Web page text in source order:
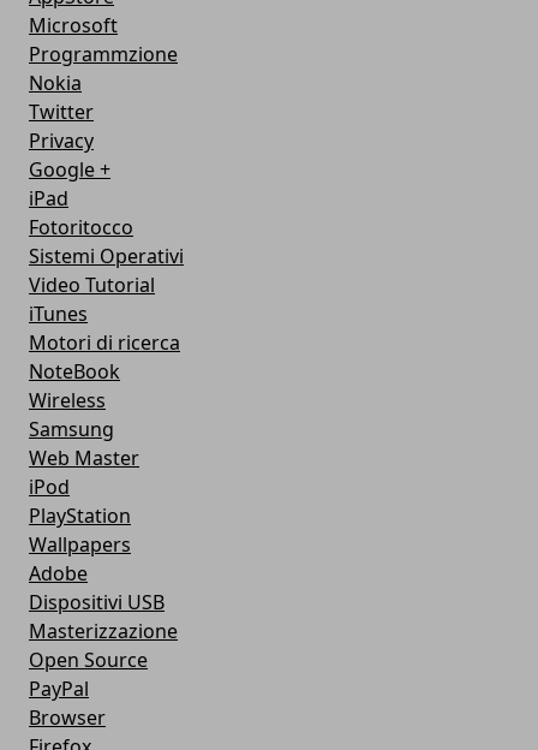
Microsoft
Programmzione
Nokia
Twitter
Privacy
Google +
iPad
Fotoritocco
Sistemi Operativi
Video Tutorial
iTunes
Motori di ricerca
NoteBook
Wireless
Samsung
Web Master
iPod
PlayStation
Wallpapers
Adobe
Dispositivi USB
Masterizzazione
Open Source
PayPal
Browser